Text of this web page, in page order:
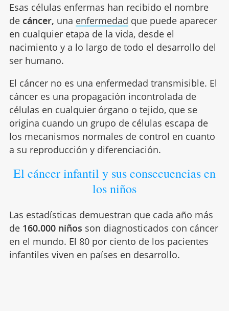
Esas células enfermas han recibido el nombre
de cáncer, una enfermedad que puede aparecer
en cualquier etapa de la vida, desde el
nacimiento y a lo largo de todo el desarrollo del
ser humano.
El cáncer no es una enfermedad transmisible. El
cáncer es una propagación incontrolada de
células en cualquier órgano o tejido, que se
origina cuando un grupo de células escapa de
los mecanismos normales de control en cuanto
a su reproducción y diferenciación.
El cáncer infantil y sus consecuencias en
los niños
Las estadísticas demuestran que cada año más
de 160.000 niños son diagnosticados con cáncer
en el mundo. El 80 por ciento de los pacientes
infantiles viven en países en desarrollo.